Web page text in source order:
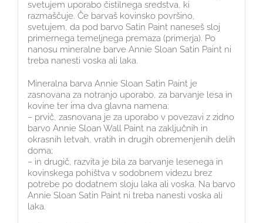
svetujem uporabo čistilnega sredstva, ki
razmaščuje. Če barvaš kovinsko površino,
svetujem, da pod barvo Satin Paint naneseš sloj
primernega temeljnega premaza (primerja). Po
nanosu mineralne barve Annie Sloan Satin Paint ni
treba nanesti voska ali laka.
Mineralna barva Annie Sloan Satin Paint je
zasnovana za notranjo uporabo, za barvanje lesa in
kovine ter ima dva glavna namena:
– prvič, zasnovana je za uporabo v povezavi z zidno
barvo Annie Sloan Wall Paint na zaključnih in
okrasnih letvah, vratih in drugih obremenjenih delih
doma;
– in drugič, razvita je bila za barvanje lesenega in
kovinskega pohištva v sodobnem videzu brez
potrebe po dodatnem sloju laka ali voska. Na barvo
Annie Sloan Satin Paint ni treba nanesti voska ali
laka.